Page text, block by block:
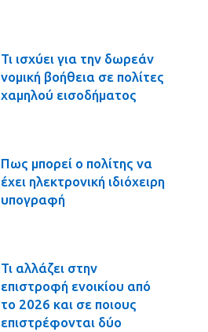
Τι ισχύει για την δωρεάν
νομική βοήθεια σε πολίτες
χαμηλού εισοδήματος
Πως μπορεί ο πολίτης να
έχει ηλεκτρονική ιδιόχειρη
υπογραφή
Τι αλλάζει στην
επιστροφή ενοικίου από
το 2026 και σε ποιους
επιστρέφονται δύο